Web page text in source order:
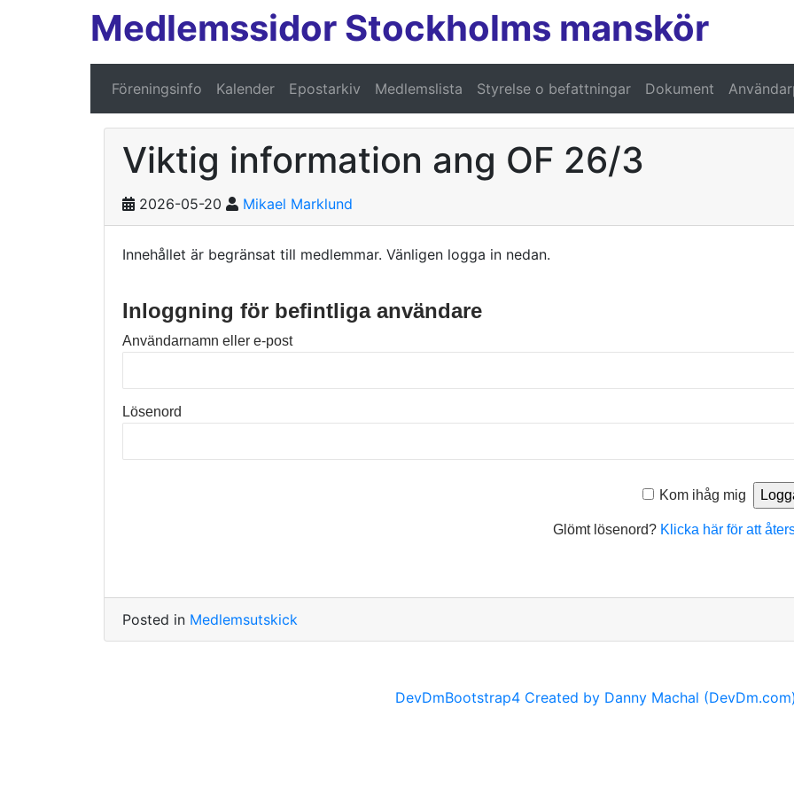
Medlemssidor Stockholms manskör
Föreningsinfo Kalender Epostarkiv Medlemslista Styrelse o befattningar Dokument
Viktig information ang OF 26/3
2026-05-20 Mikael Marklund
Innehållet är begränsat till medlemmar. Vänligen logga in nedan.
Inloggning för befintliga användare
Användarnamn eller e-post
Lösenord
Kom ihåg mig
Glömt lösenord? Klicka här för att
Posted in Medlemsutskick
DevDmBootstrap4 Created by Danny Machal (DevDm.com)